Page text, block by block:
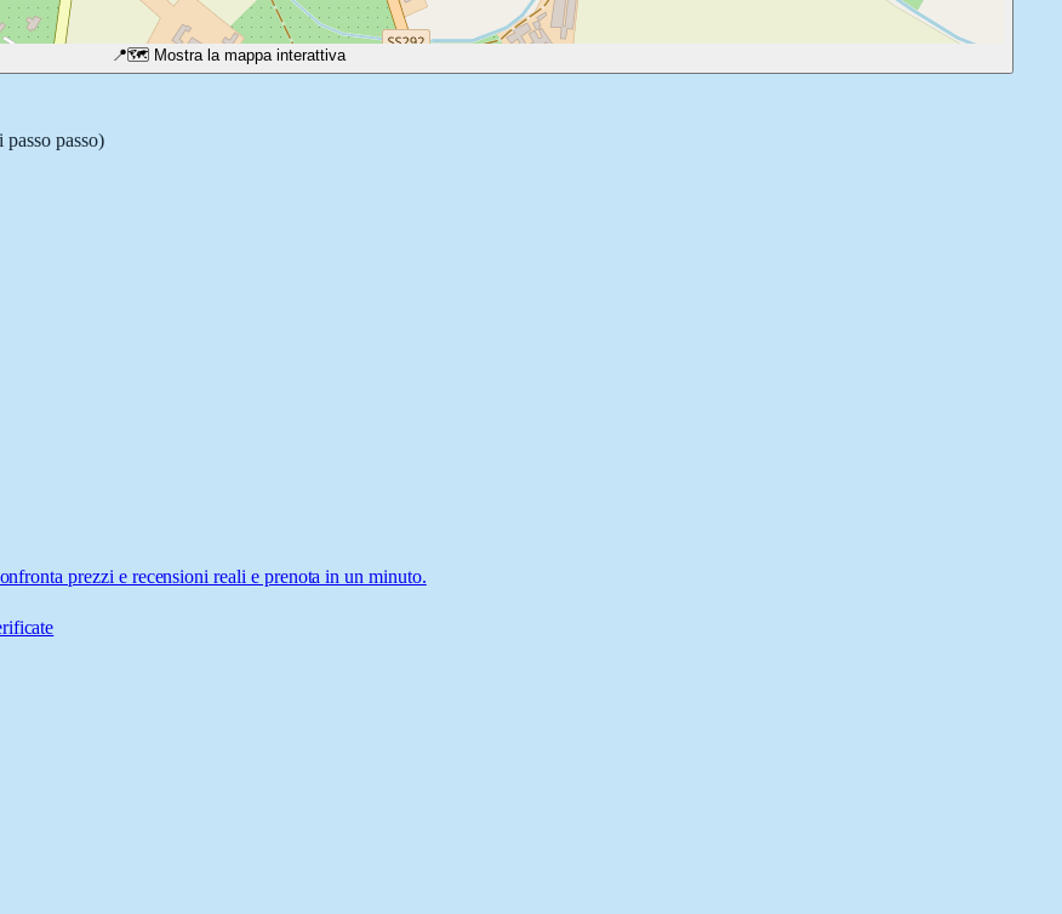
📍🗺️ Mostra la mappa interattiva
passo)
prezzi e recensioni reali e prenota in un minuto.